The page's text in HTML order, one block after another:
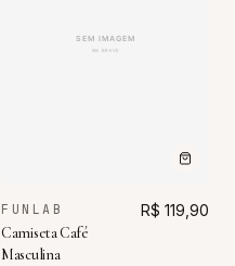
FUNLAB
Camiseta Café
Masculina
R$ 119,90